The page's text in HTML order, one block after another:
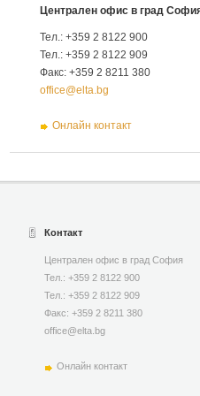
Централен офис в град
Тел.: +359 2 8122 900
Тел.: +359 2 8122 909
Факс: +359 2 8211 380
office@elta.bg
Онлайн контакт
Контакт
Централен офис в град София
Тел.: +359 2 8122 900
Тел.: +359 2 8122 909
Факс: +359 2 8211 380
office@elta.bg
Онлайн контакт